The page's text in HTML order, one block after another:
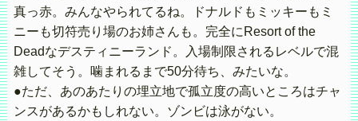
真っ赤。みんなやられてるね。ドナルドもミッキーもミ
ニーも切符売り場のお姉さんも。完全にResort of the
Deadなデスティニーランド。入場制限されるレベルで混
雑してそう。噛まれるまで50分待ち、みたいな。
●ただ、あのあたりの埋立地で孤立度の高いところはチャ
ンスがあるかもしれない。ゾンビは泳がない。